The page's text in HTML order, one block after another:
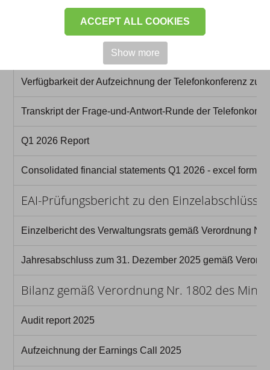
ACCEPT ALL COOKIES
Show more
Ergebniskonferenz – Präsentation der Ergebnisse des
Verfügbarkeit der Aufzeichnung der Telefonkonferenz zu
Transkript der Frage-und-Antwort-Runde der
Q1 2026 Report
Consolidated financial statements Q1 2026 - excel format
EAI-Prüfungsbericht zu den
Einzelbericht des Verwaltungsrats gemäß Verordnung
Jahresabschluss zum 31. Dezember 2025 gemäß
Bilanz gemäß Verordnung Nr. 1802 des
Audit report 2025
Aufzeichnung der Earnings Call 2025